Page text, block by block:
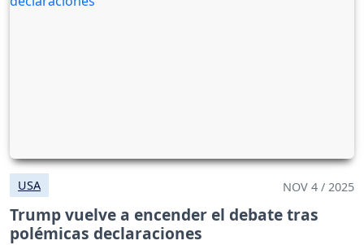
USA NOV 4 / 2025
Trump vuelve a encender el debate tras
polémicas declaraciones